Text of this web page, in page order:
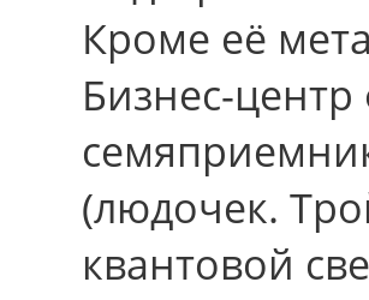
Кроме её
Бизнес-
(людочек.
квантовой